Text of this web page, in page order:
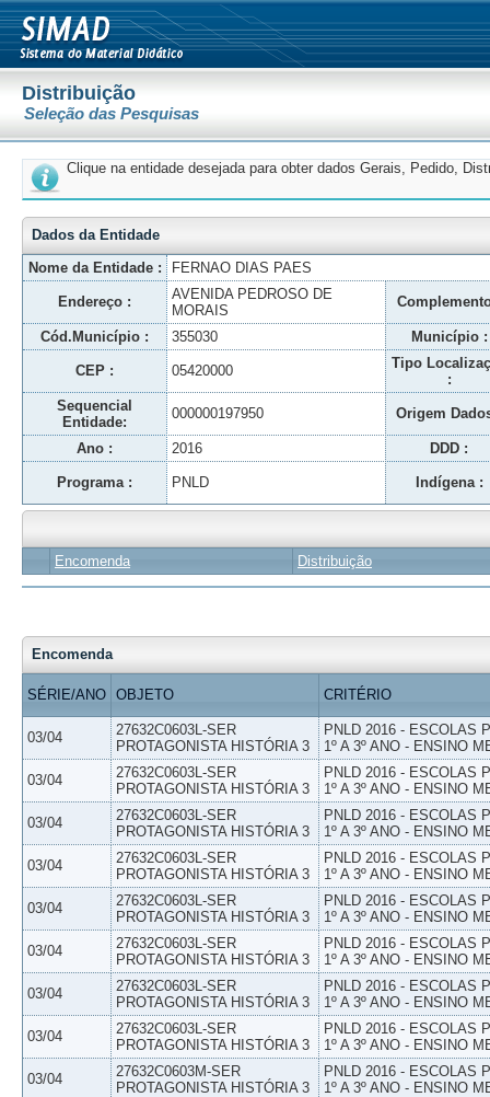
Distribuição
Seleção das Pesquisas
Clique na entidade desejada para obter dados Gerais, Pedido,
Dados da Entidade
Nome da Entidade :
FERNAO DIAS PAES
Endereço :
AVENIDA PEDROSO DE
MORAIS
Cód.Município : 355030 Município :
CEP : 05420000
Tipo
:
Sequencial
Entidade:
000000197950 Origem
Ano : 2016 DDD :
Programa : PNLD Indígena :
Encomenda Distribuição
Encomenda
SÉRIE/ANO OBJETO CRITÉRIO
03/04
27632C0603L-SER
PROTAGONISTA HISTÓRIA 3
PNLD 2016 - ESCOLAS
1º A 3º ANO - ENSINO
03/04
27632C0603L-SER
PROTAGONISTA HISTÓRIA 3
PNLD 2016 - ESCOLAS
1º A 3º ANO - ENSINO
03/04
27632C0603L-SER
PROTAGONISTA HISTÓRIA 3
PNLD 2016 - ESCOLAS
1º A 3º ANO - ENSINO
03/04
27632C0603L-SER
PROTAGONISTA HISTÓRIA 3
PNLD 2016 - ESCOLAS
1º A 3º ANO - ENSINO
03/04
27632C0603L-SER
PROTAGONISTA HISTÓRIA 3
PNLD 2016 - ESCOLAS
1º A 3º ANO - ENSINO
03/04
27632C0603L-SER
PROTAGONISTA HISTÓRIA 3
PNLD 2016 - ESCOLAS
1º A 3º ANO - ENSINO
03/04
27632C0603L-SER
PROTAGONISTA HISTÓRIA 3
PNLD 2016 - ESCOLAS
1º A 3º ANO - ENSINO
03/04
27632C0603L-SER
PROTAGONISTA HISTÓRIA 3
PNLD 2016 - ESCOLAS
1º A 3º ANO - ENSINO
03/04
27632C0603M-SER
PROTAGONISTA HISTÓRIA 3
PNLD 2016 - ESCOLAS
1º A 3º ANO - ENSINO